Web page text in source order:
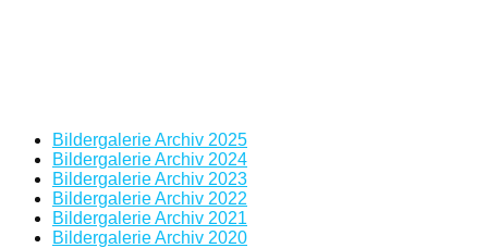
Bildergalerie Archiv 2025
Bildergalerie Archiv 2024
Bildergalerie Archiv 2023
Bildergalerie Archiv 2022
Bildergalerie Archiv 2021
Bildergalerie Archiv 2020